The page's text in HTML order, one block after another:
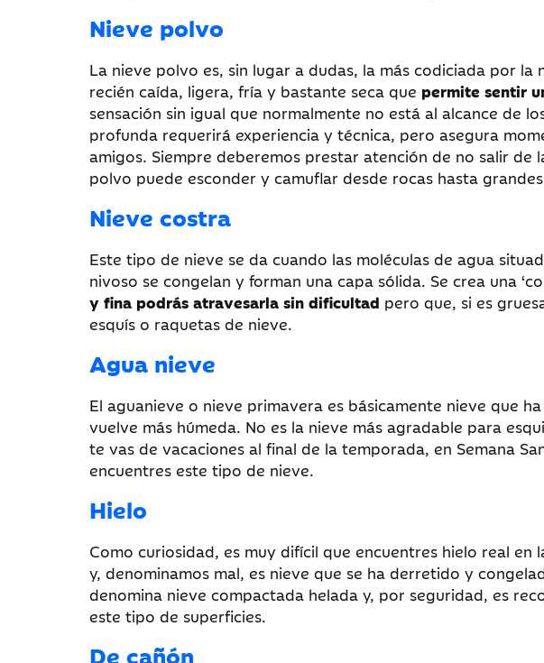
Nieve polvo
La nieve polvo es, sin lugar a dudas, la más codiciada por la
recién caída, ligera, fría y bastante seca que permite sentir
sensación sin igual que normalmente no está al alcance de
profunda requerirá experiencia y técnica, pero asegura
amigos. Siempre deberemos prestar atención de no salir de
polvo puede esconder y camuflar desde rocas hasta
Nieve costra
Este tipo de nieve se da cuando las moléculas de agua
nivoso se congelan y forman una capa sólida. Se crea una
y fina podrás atravesarla sin dificultad pero que, si es
esquís o raquetas de nieve.
Agua nieve
El aguanieve o nieve primavera es básicamente nieve que
vuelve más húmeda. No es la nieve más agradable para
te vas de vacaciones al final de la temporada, en Semana
encuentres este tipo de nieve.
Hielo
Como curiosidad, es muy difícil que encuentres hielo real en
y, denominamos mal, es nieve que se ha derretido y
denomina nieve compactada helada y, por seguridad, es
este tipo de superficies.
De cañón